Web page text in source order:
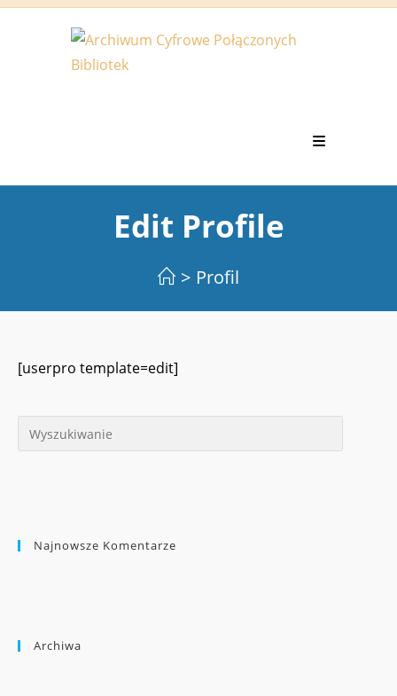
Koniec
Edit Profile
> Profil
[userpro template=edit]
Najnowsze Komentarze
Archiwa